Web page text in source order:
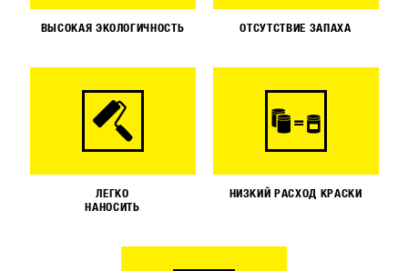
ВЫСОКАЯ ЭКОЛОГИЧНОСТЬ ОТСУТСТВИЕ ЗАПАХА
ЛЕГКО
НАНОСИТЬ
НИЗКИЙ РАСХОД КРАСКИ